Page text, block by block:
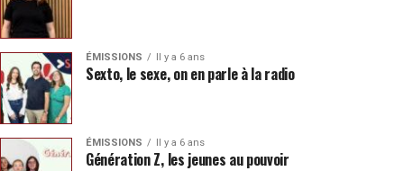
ÉMISSIONS Il y a 6 ans
Sexto, le sexe, on en parle à la radio
ÉMISSIONS Il y a 6 ans
Génération Z, les jeunes au pouvoir